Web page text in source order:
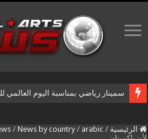
سمينار رياضي بمناسبة اليوم العالمي
الرئيسية /
/ News by country / arabic